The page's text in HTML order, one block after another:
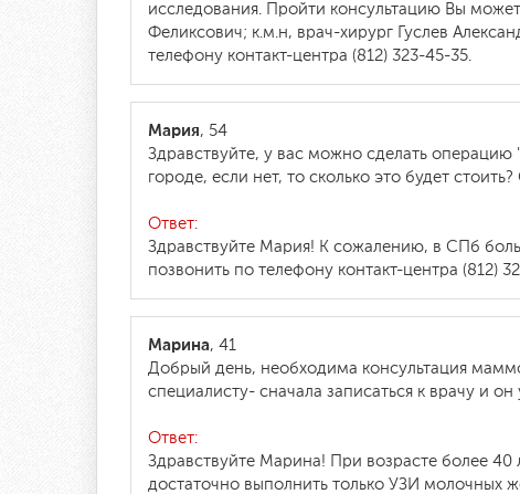
исследования. Пройти консультацию Вы
Феликсович; к.м.н, врач-хирург Гуслев
телефону контакт-центра (812) 323-45-35.
Мария, 54
Здравствуйте, у вас можно сделать
городе, если нет, то сколько это будет
Ответ:
Здравствуйте Мария! К сожалению, в СПб
позвонить по телефону контакт-центра (812)
Марина, 41
Добрый день, необходима консультация
специалисту- сначала записаться к врачу и
Ответ:
Здравствуйте Марина! При возрасте более
достаточно выполнить только УЗИ молочных